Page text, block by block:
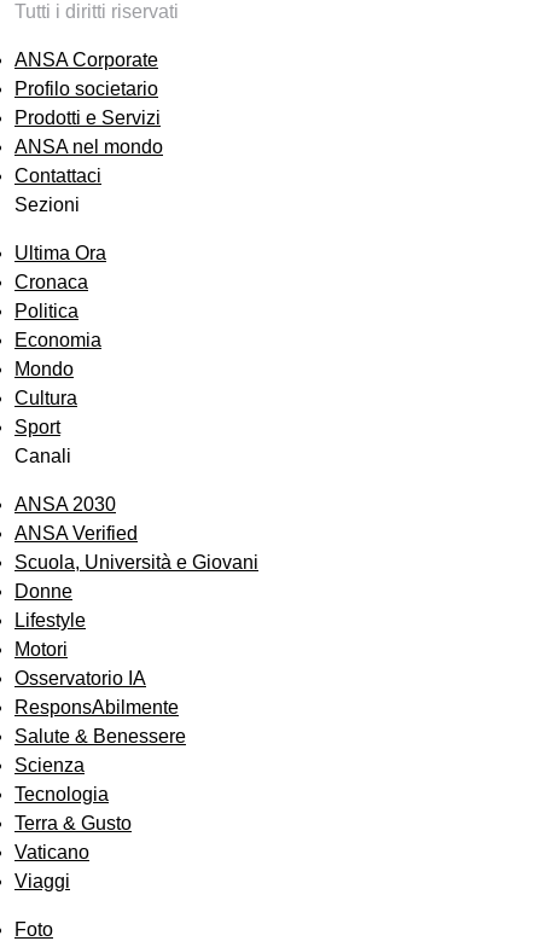
Tutti i diritti riservati
ANSA Corporate
Profilo societario
Prodotti e Servizi
ANSA nel mondo
Contattaci
Sezioni
Ultima Ora
Cronaca
Politica
Economia
Mondo
Cultura
Sport
Canali
ANSA 2030
ANSA Verified
Scuola, Università e Giovani
Donne
Lifestyle
Motori
Osservatorio IA
ResponsAbilmente
Salute & Benessere
Scienza
Tecnologia
Terra & Gusto
Vaticano
Viaggi
Foto